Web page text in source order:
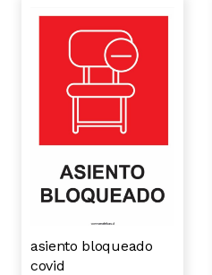
asiento bloqueado
covid